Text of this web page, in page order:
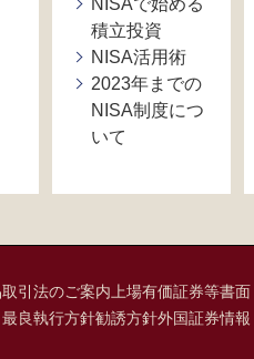
NISAで始める
積立投資
NISA活用術
2023年までの
NISA制度につ
いて
引法のご案内 上場有価証券等書
最良執行方針勧誘方針外国証券情